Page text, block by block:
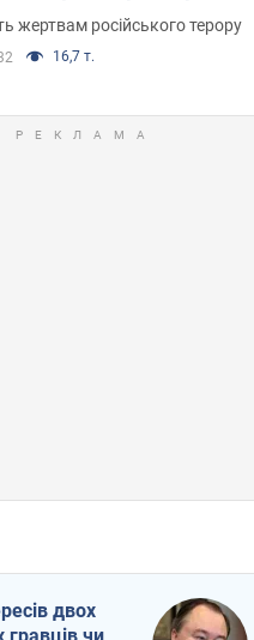
ліцею, її чоловік та онук
жертвам російського терору
16,7 т.
двох